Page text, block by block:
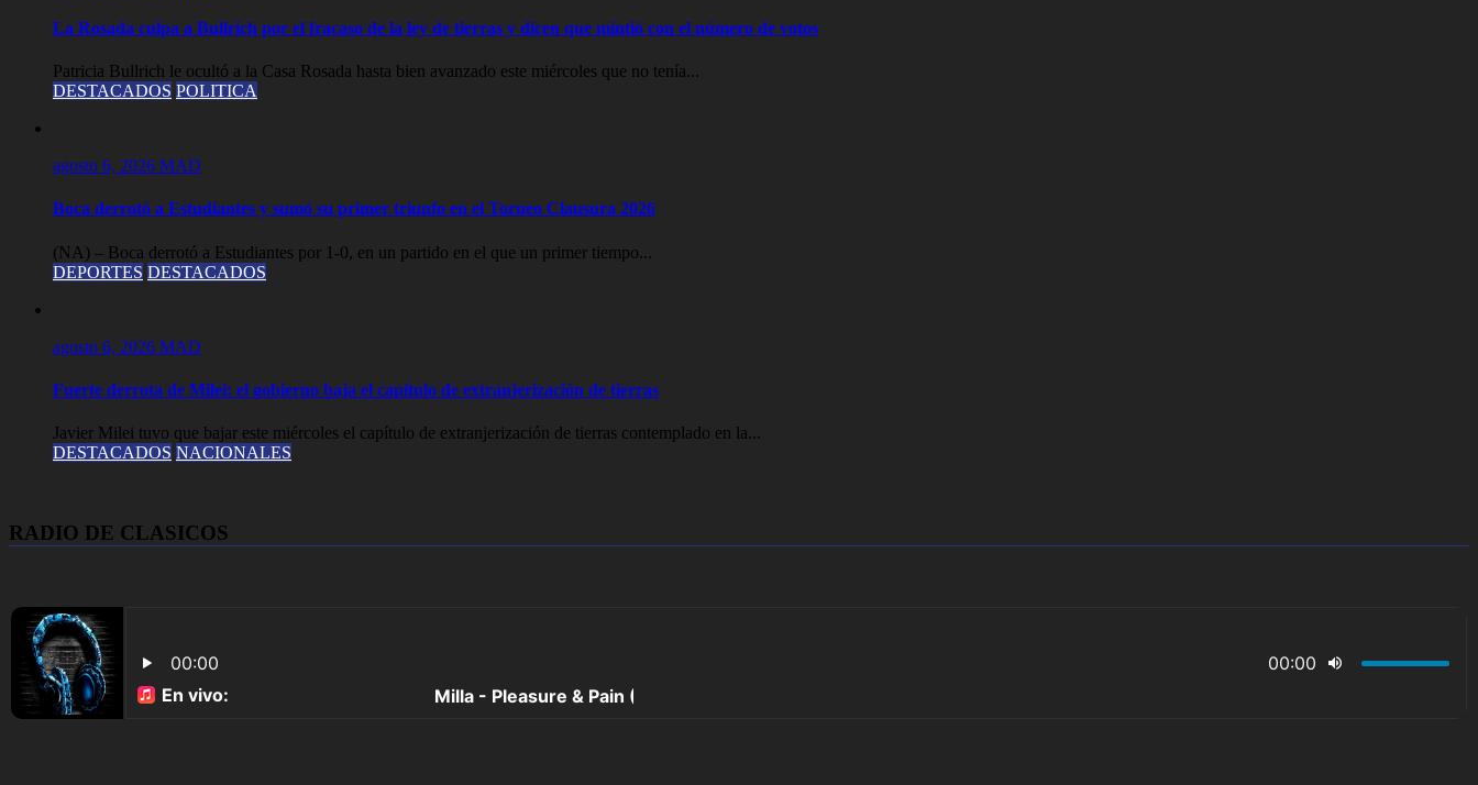
La Rosada culpa a Bullrich por el fracaso de la ley de tierras y dicen que mintió con el número de votos
Patricia Bullrich le ocultó a la Casa Rosada hasta bien avanzado este miércoles que no tenía...
DESTACADOS POLITICA
agosto 6, 2026 MAD
Boca derrotó a Estudiantes y sumó su primer triunfo en el Torneo Clausura 2026
(NA) – Boca derrotó a Estudiantes por 1-0, en un partido en el que un primer tiempo...
DEPORTES DESTACADOS
agosto 6, 2026 MAD
Fuerte derrota de Milei: el gobierno baja el capítulo de extranjerización de tierras
Javier Milei tuvo que bajar este miércoles el capítulo de extranjerización de tierras contemplado en la...
DESTACADOS NACIONALES
RADIO DE CLASICOS